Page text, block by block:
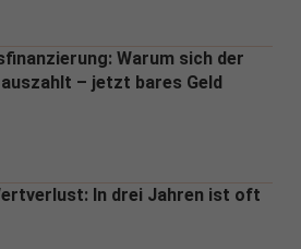
Warum sich der
– jetzt bares Geld
In drei Jahren ist oft